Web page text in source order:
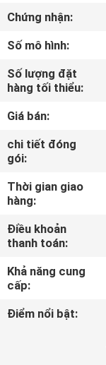
CHÚNG
TÔI
THAM
QUAN
MÁY
KIỂM
SOÁT
CHẤT
LƯỢNG
Chứng nhận:
Số mô hình:
Số lượng đặt
hàng tối thiểu:
Giá bán:
chi tiết đóng
gói:
Thời gian giao
hàng:
Điều khoản
thanh toán:
Khả năng cung
cấp:
Điểm nổi bật: